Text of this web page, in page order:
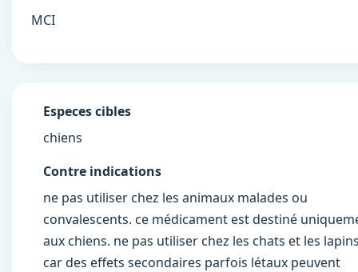
MCI
Especes cibles
chiens
Contre indications
ne pas utiliser chez les animaux malades ou
convalescents. ce médicament est destiné
aux chiens. ne pas utiliser chez les chats et les
car des effets secondaires parfois létaux peuvent